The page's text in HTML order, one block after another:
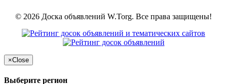
© 2026 Доска объявлений W.Torg. Все права защищены!
×Close
Выберите регион